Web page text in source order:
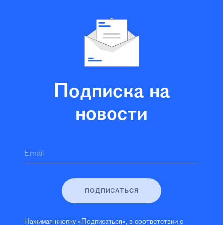
Подписка на
новости
Email
ПОДПИСАТЬСЯ
Нажимая кнопку «Подписаться», в соответствии с